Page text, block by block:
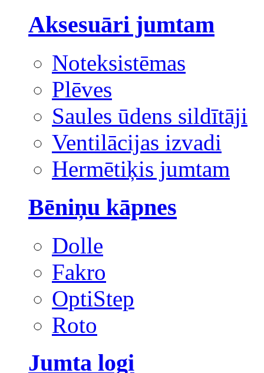
Aksesuāri jumtam
Noteksistēmas
Plēves
Saules ūdens sildītāji
Ventilācijas izvadi
Hermētiķis jumtam
Bēniņu kāpnes
Dolle
Fakro
OptiStep
Roto
Jumta logi